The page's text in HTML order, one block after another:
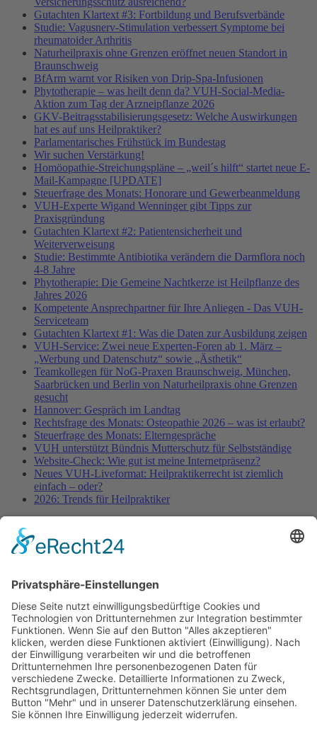
Gutachten Klartext #3: Fortbildung und Berufsverbände
Studie: Vagusnerv-Stimulation verbessert Symptome bei
rheumatoider Arthritis
Naturheilpraxis ohne Grenzen eröffnet neuen Standort in
Braunschweig
BfArm warnt vor Risiken von Drip-Spa-Infusionen
Phytotherapie – was heilt denn da? VUH-Social-Media-
Aktion zum Tag der Arzneipflanze 2026
GKV-Beitragsstabilisierungsgesetz: Welche Auswirkungen
hat es auf uns Heilpraktiker?
Parlamentarisches Frühstück im Bundestag
Wir suchen Verstärkung!
Homöopathie-Streichungspläne – „weil´s hilft“ startet neue E-
Mail-Kampagne [UPDATE]
Steuerfrage des Monats: Honorare und Gewerbeanmeldung
VUH-Experte Wigand Wenninger gibt Tipps zur
Praxisgründung
Gutachten Klartext #2: Patientensicherheit und
Weiterverweisung
Studie: Bestimmte Antibiotika verändern die Darmflora noch
4-8 Jahre
Phytotherapie: Die Gemeine Nachtkerze ist Heilpflanze des
Jahres 2026
Kompetente Ansprechpartner für Ihre Anliegen - Das VUH-
Serviceteam
Gutachten Klartext #1: Was die Daten zur Ausbildung zeigen
VUH-Service: Zwei neue Experten-Foren ab 1. März –
„Werbung und Datenschutz“ sowie „Ästhetik“
Teamkollegen für NoG-Praxen Braunschweig, München,
Saarbrücken und Berlin von Naturheilpraxis ohne Grenzen
gesucht
Hannover: Gespräch im Landtag
Rechtsfrage des Monats: Osteopathie 2026 – was ist erlaubt?
Steuerfrage des Monats: Elterngespräche
VUH unterstützt Bündnis Mutterschutz für Selbstständige
Website-Check: Wie gut ist meine Internetpräsenz?
Neues VUH-Liveformat: Heilpraktikerrecht ist ziemlich
einfach – oder?
2026: Trends für Heilpraktiker
Fachinformationen
Erstattungsfähige rezeptfreie Medikamente
Studie: Reduziert das Darmbakterium Bacteroides vulgatus
Heißhunger auf Süßes?
Verband Unabhängiger Heilpraktiker e.V.
Diese E-Mail-Adresse ist vor Spambots geschützt! Zur
Anzeige muss JavaScript eingeschaltet sein!
0261-1349 8000